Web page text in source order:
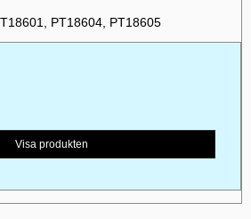
PT18604, PT18605
Visa produkten